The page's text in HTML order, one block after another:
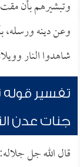
وتبشيرهم بأن مقت
وعن دينه ورسله،
شاهدوا النار
تفسير قوله
جنات عدن
قال الله جل جلاله: